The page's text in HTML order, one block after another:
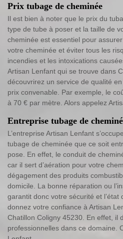
Prix tubage de cheminée
Il est bien à noter que le prix du
type de tube à poser et la taille de
cheminée est essentiel pour
votre cheminée et éviter tous les
incendies et les intoxications
Artisan Lenfant qui se trouve dans
découvrirez un service de qualité
prix convenable. Par exemple, le
à 70 € par mètre. Alors appelez
Entreprise tubage de
L’entreprise Artisan Lenfant
tubage de cheminée que ce soit
pose. En effet, le conduit de
car il sert d’aération pour votre
dégagement des produits
domicile. La bonne réparation ou
garantit donc votre sécurité et l’état
donnez votre confiance à Artisan
Chatillon Coligny 45230. En effet, il
professionnelles dans ce domaine.